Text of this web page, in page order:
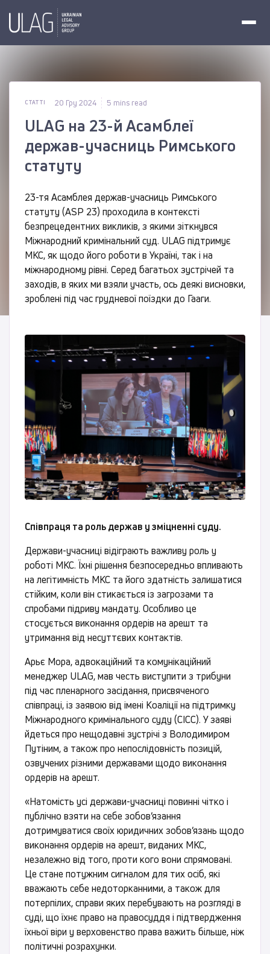
СТАТТІ 20 Гру 2024 5 mins read
ULAG на 23-й Асамблеї
держав-учасниць Римського
статуту
23-тя Асамблея держав-учасниць Римського
статуту (ASP 23) проходила в контексті
безпрецедентних викликів, з якими зіткнувся
Міжнародний кримінальний суд. ULAG підтримує
МКС, як щодо його роботи в Україні, так і на
міжнародному рівні. Серед багатьох зустрічей та
заходів, в яких ми взяли участь, ось деякі висновки,
зроблені під час грудневої поїздки до Гааги.
Співпраця та роль держав у зміцненні суду.
Держави-учасниці відіграють важливу роль у
роботі МКС. Їхні рішення безпосередньо впливають
на легітимність МКС та його здатність залишатися
стійким, коли він стикається із загрозами та
спробами підриву мандату. Особливо це
стосується виконання ордерів на арешт та
утримання від несуттєвих контактів.
Арьє Мора, адвокаційний та комунікаційний
менеджер ULAG, мав честь виступити з трибуни
під час пленарного засідання, присвяченого
співпраці, із заявою від імені Коаліції на підтримку
Міжнародного кримінального суду (CICC). У заяві
йдеться про нещодавні зустрічі з Володимиром
Путіним, а також про непослідовність позицій,
озвучених різними державами щодо виконання
ордерів на арешт.
«Натомість усі держави-учасниці повинні чітко і
публічно взяти на себе зобов’язання
дотримуватися своїх юридичних зобов’язань щодо
виконання ордерів на арешт, виданих МКС,
незалежно від того, проти кого вони спрямовані.
Це стане потужним сигналом для тих осіб, які
вважають себе недоторканними, а також для
потерпілих, справи яких перебувають на розгляді в
суді, що їхнє право на правосуддя і підтвердження
їхньої віри у верховенство права важить більше, ніж
політичні розрахунки.